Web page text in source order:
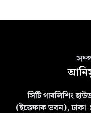
সিটি পাবলিশিং
(ইত্তেফাক ভবন),